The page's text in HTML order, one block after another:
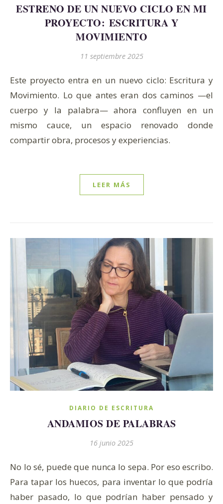
et mouvement
ESTRENO DE UN NUEVO CICLO EN MI
PROYECTO: ESCRITURA Y
MOVIMIENTO
11 septiembre 2025
Este proyecto entra en un nuevo ciclo: Escritura y
Movimiento. Lo que antes eran dos caminos —el
cuerpo y la palabra— ahora confluyen en un
mismo cauce, un espacio renovado donde
compartir obra, procesos y experiencias.
LEER MÁS
DIARIO DE ESCRITURA
ANDAMIOS DE PALABRAS
16 junio 2025
No lo sé, puede que nunca lo sepa. Por eso escribo.
Para tapar los huecos, para inventar lo que podría
haber pasado, lo que podrían haber pensado y